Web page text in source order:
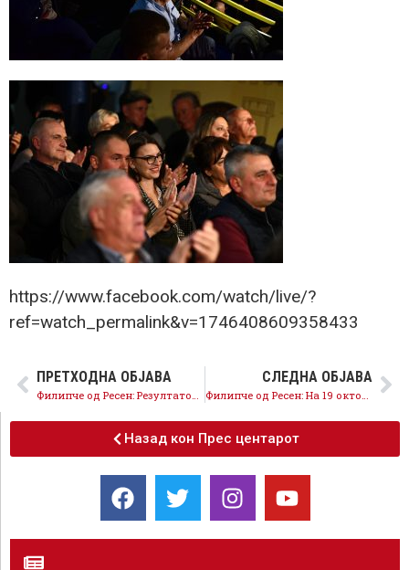
https://www.facebook.com/watch/live/?
ref=watch_permalink&v=1746408609358433
ПРЕТХОДНА ОБЈАВА
Филипче од Ресен: Резултатот на владата на ВМРО-ДПМНЕ е чиста нула
СЛЕДНА ОБЈАВА
Филипче од Ресен: На 19 октомври масовно излезете на изборите, заедно да ја вратиме надежта
Назад кон Прес центарот